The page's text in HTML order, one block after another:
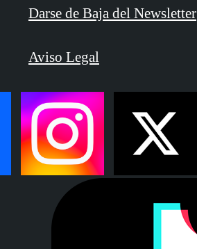
Darse de Baja del Newsletter
Aviso Legal